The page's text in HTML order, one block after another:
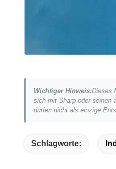
Wichtiger Hinweis:Dieses
sich mit Sharp oder seinen
dürfen nicht als einzige
Schlagworte: